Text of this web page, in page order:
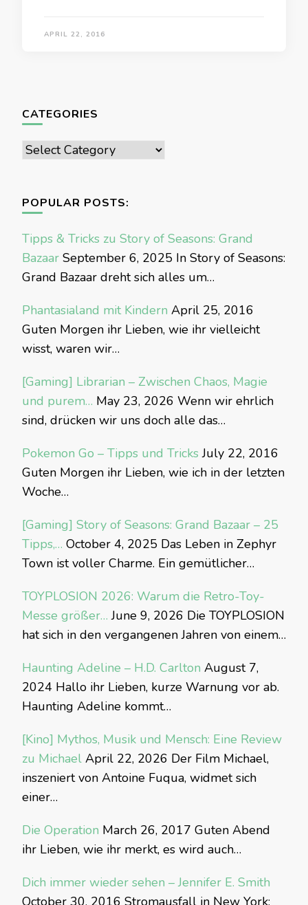
APRIL 22, 2016
CATEGORIES
Categories
POPULAR POSTS:
Tipps & Tricks zu Story of Seasons: Grand
Bazaar September 6, 2025 In Story of Seasons:
Grand Bazaar dreht sich alles um…
Phantasialand mit Kindern April 25, 2016
Guten Morgen ihr Lieben, wie ihr vielleicht
wisst, waren wir…
[Gaming] Librarian – Zwischen Chaos, Magie
und purem… May 23, 2026 Wenn wir ehrlich
sind, drücken wir uns doch alle das…
Pokemon Go – Tipps und Tricks July 22, 2016
Guten Morgen ihr Lieben, wie ich in der letzten
Woche…
[Gaming] Story of Seasons: Grand Bazaar – 25
Tipps,… October 4, 2025 Das Leben in Zephyr
Town ist voller Charme. Ein gemütlicher…
TOYPLOSION 2026: Warum die Retro-Toy-
Messe größer… June 9, 2026 Die TOYPLOSION
hat sich in den vergangenen Jahren von einem…
Haunting Adeline – H.D. Carlton August 7,
2024 Hallo ihr Lieben, kurze Warnung vor ab.
Haunting Adeline kommt…
[Kino] Mythos, Musik und Mensch: Eine Review
zu Michael April 22, 2026 Der Film Michael,
inszeniert von Antoine Fuqua, widmet sich
einer…
Die Operation March 26, 2017 Guten Abend
ihr Lieben, wie ihr merkt, es wird auch…
Dich immer wieder sehen – Jennifer E. Smith
October 30, 2016 Stromausfall in New York: